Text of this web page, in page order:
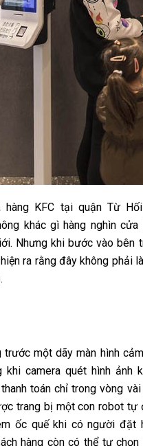
hàng KFC tại quận Từ
khác gì hàng nghìn cửa
Nhưng khi bước vào bên
ra rằng đây không phải
trước một dãy màn hình
camera quét hình ảnh
toán chỉ trong vòng vài
trang bị một con robot tự
ốc quế khi có người đặt
hàng còn có thể tự chọn